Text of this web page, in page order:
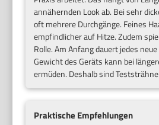
annähernden Look ab. Bei sehr
oft mehrere Durchgänge. Feines
empfindlicher auf Hitze. Zudem
Rolle. Am Anfang dauert jedes neue
Gewicht des Geräts kann bei
ermüden. Deshalb sind
Praktische Empfehlungen